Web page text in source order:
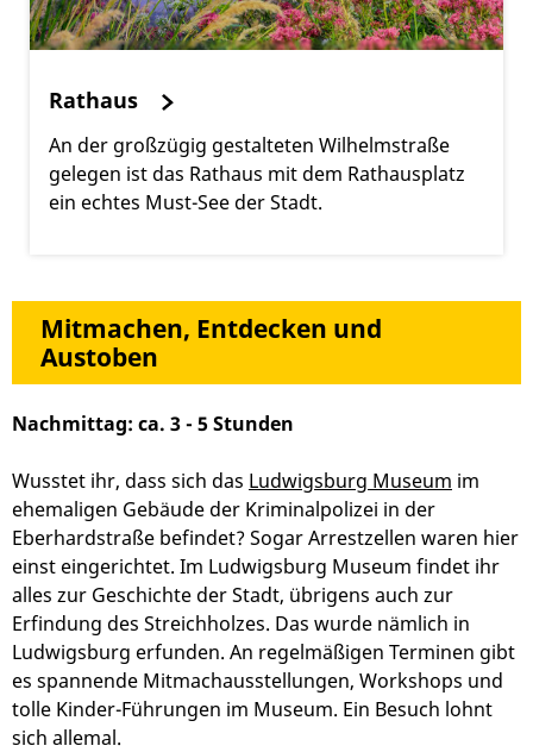
Rathaus
An der großzügig gestalteten Wilhelmstraße
gelegen ist das Rathaus mit dem Rathausplatz
ein echtes Must-See der Stadt.
Mitmachen, Entdecken und
Austoben
Nachmittag: ca. 3 - 5 Stunden
Wusstet ihr, dass sich das Ludwigsburg Museum im
ehemaligen Gebäude der Kriminalpolizei in der
Eberhardstraße befindet? Sogar Arrestzellen waren hier
einst eingerichtet. Im Ludwigsburg Museum findet ihr
alles zur Geschichte der Stadt, übrigens auch zur
Erfindung des Streichholzes. Das wurde nämlich in
Ludwigsburg erfunden. An regelmäßigen Terminen gibt
es spannende Mitmachausstellungen, Workshops und
tolle Kinder-Führungen im Museum. Ein Besuch lohnt
sich allemal.